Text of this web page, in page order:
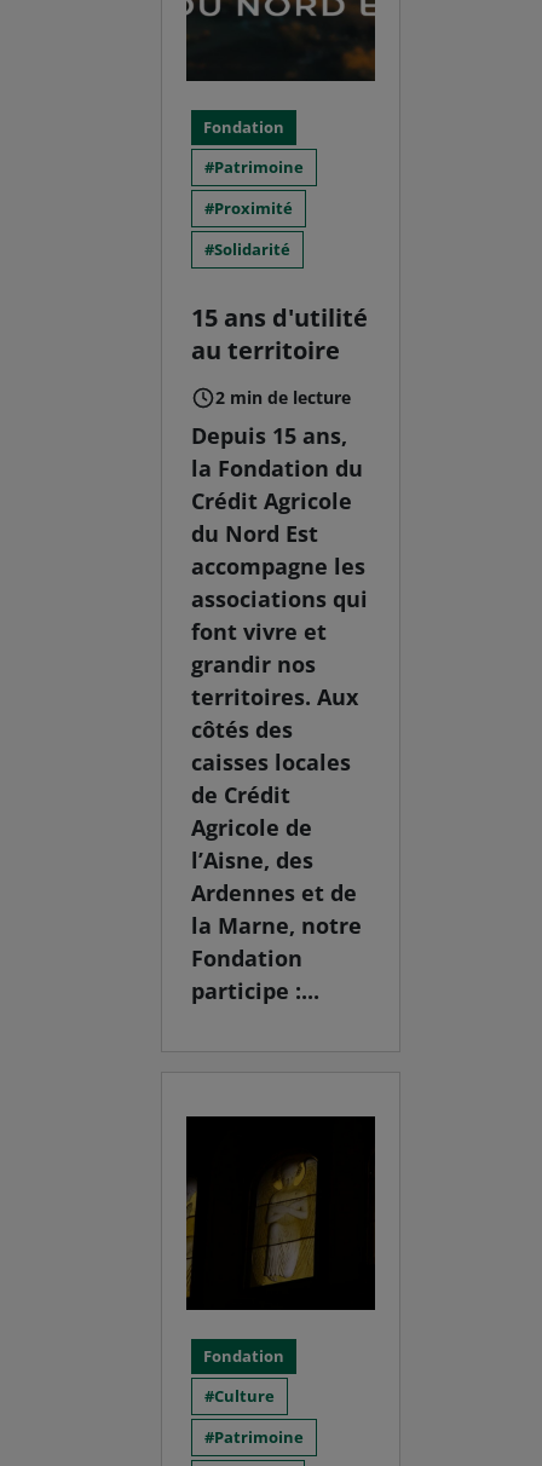
Fondation
Patrimoine
Proximité
Solidarité
15 ans d'utilité
au territoire
2 min de lecture
Depuis 15 ans,
la Fondation du
Crédit Agricole
du Nord Est
accompagne les
associations qui
font vivre et
grandir nos
territoires. Aux
côtés des
caisses locales
de Crédit
Agricole de
l’Aisne, des
Ardennes et de
la Marne, notre
Fondation
participe :...
Fondation
Culture
Patrimoine